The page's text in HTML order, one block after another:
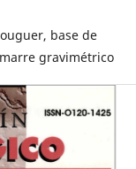
base de
gravimétrico